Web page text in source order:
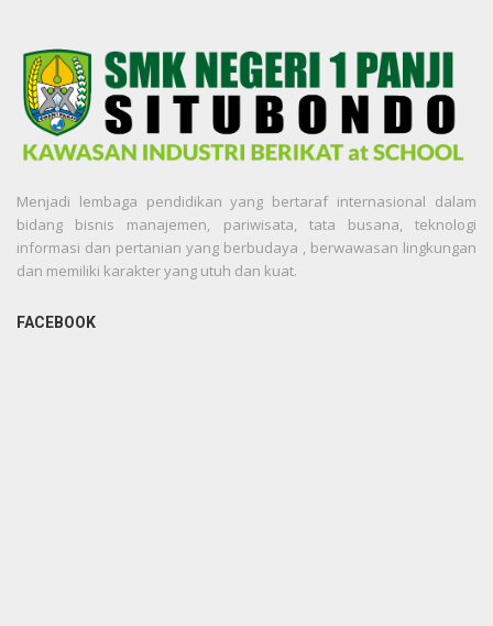
Menjadi lembaga pendidikan yang bertaraf internasional dalam
bidang bisnis manajemen, pariwisata, tata busana, teknologi
informasi dan pertanian yang berbudaya , berwawasan lingkungan
dan memiliki karakter yang utuh dan kuat.
FACEBOOK